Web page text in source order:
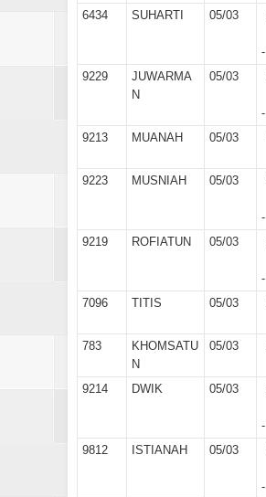
6434
SUHARTI 05/03
-
9229
JUWARMA
N
05/03
-
9213
MUANAH 05/03
9223
MUSNIAH 05/03
-
9219
ROFIATUN 05/03
-
7096
TITIS 05/03
783
KHOMSATU
N
05/03
9214
DWIK 05/03
-
9812
ISTIANAH 05/03
-